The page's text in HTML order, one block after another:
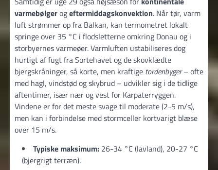
varmebølgerogeftermiddagskonvektion. Når tør, varm
luft strømmer op fra Balkan, kan termometret lokalt
springe over 35 °C i flodsletterne omkring Donau og i
storbyernes varmeøer. Varmluften ustabiliseres dog
hurtigt af fugt fra Sortehavet og de skovklædte
bjergskråninger, så korte, men kraftige tordenbyger– ofte
med hagl, vindstød og skybrud – udvikler sig i de tidlige
aftentimer, især nær og vest for Karpaterryggen.
Vindene er for det meste svage til moderate (2-5 m/s),
men kan i forbindelse med stormceller kortvarigt blæse
over 15 m/s.
Typiske maksimum: 26-34 °C (lavland), 20-27 °C
(bjergrigt terræn).